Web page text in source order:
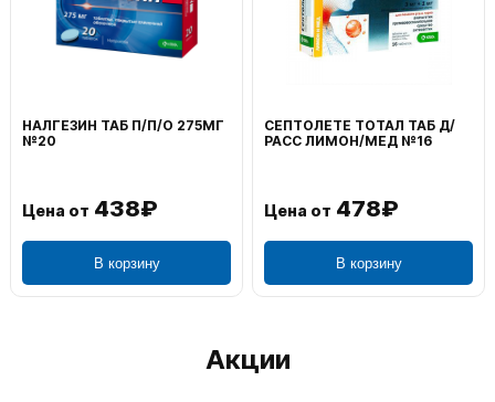
НАЛГЕЗИН ТАБ П/П/О 275МГ
№20
Цена от 438₽
В корзину
СЕПТОЛЕТЕ ТОТАЛ ТАБ Д/
РАСС ЛИМОН/МЕД №16
Цена от 478₽
В корзину
Акции